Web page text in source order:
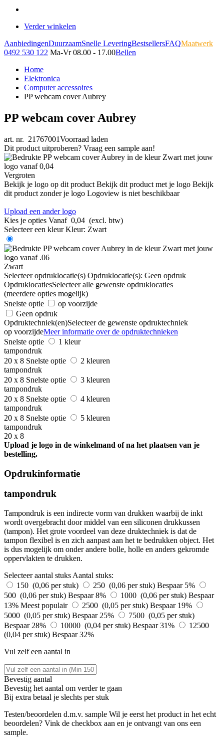
Verder winkelen
AanbiedingenDuurzaamSnelle LeveringBestsellersFAQMaatwerk
0492 530 122 Ma-Vr 08.00 - 17.00Bellen
Home
Elektronica
Computer accessoires
PP webcam cover Aubrey
PP webcam cover Aubrey
art. nr. 21767001Voorraad laden
Dit product uitproberen? Vraag een sample aan!
Vergroten
Bekijk je logo op dit product Bekijk dit product met je logo Bekijk
dit product zonder je logo Logoview is niet beschikbaar
Upload een ander logo
Kies je opties Vanaf 0,04 (excl. btw)
Selecteer een kleur Kleur: Zwart
Zwart
Selecteer opdruklocatie(s) Opdruklocatie(s): Geen opdruk
OpdruklocatiesSelecteer alle gewenste opdruklocaties
(meerdere opties mogelijk)
Snelste optie
op voorzijde
Geen opdruk
Opdruktechniek(en)Selecteer de gewenste opdruktechniek
op voorzijdeMeer informatie over de opdruktechnieken
Snelste optie
1 kleur
tampondruk
20 x 8 Snelste optie
2 kleuren
tampondruk
20 x 8 Snelste optie
3 kleuren
tampondruk
20 x 8 Snelste optie
4 kleuren
tampondruk
20 x 8 Snelste optie
5 kleuren
tampondruk
20 x 8
Upload je logo in de winkelmand of na het plaatsen van je
bestelling.
Opdrukinformatie
tampondruk
Tampondruk is een indirecte vorm van drukken waarbij de inkt
wordt overgebracht door middel van een siliconen drukkussen
(tampon). Het grote voordeel van deze druktechniek is dat de
tampon flexibel is en zich aanpast aan het te bedrukken object. Het
is dus mogelijk om onder andere bolle, holle en anders gekromde
oppervlakten te drukken.
Selecteer aantal stuks Aantal stuks:
150 (0,06 per stuk)
250 (0,06 per stuk) Bespaar 5%
500 (0,06 per stuk) Bespaar 8% 1000 (0,06 per stuk) Bespaar
13% Meest populair 2500 (0,05 per stuk) Bespaar 19%
5000 (0,05 per stuk) Bespaar 25%
7500 (0,05 per stuk)
Bespaar 28%
10000 (0,04 per stuk) Bespaar 31%
12500
(0,04 per stuk) Bespaar 32%
Vul zelf een aantal in
Bevestig aantal
Bevestig het aantal om verder te gaan
Bij extra betaal je slechts per stuk
Testen/beoordelen d.m.v. sample Wil je eerst het product in het echt
beoordelen? Vink de checkbox aan en je ontvangt van ons een
sample.